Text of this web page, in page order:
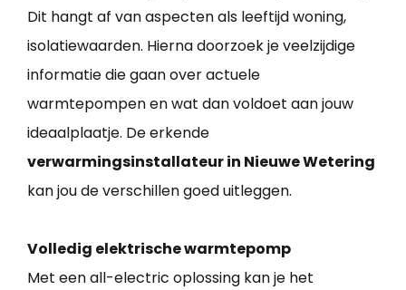
Dit hangt af van aspecten als leeftijd woning,
isolatiewaarden. Hierna doorzoek je veelzijdige
informatie die gaan over actuele
warmtepompen en wat dan voldoet aan jouw
ideaalplaatje. De erkende
verwarmingsinstallateur in Nieuwe Wetering
kan jou de verschillen goed uitleggen.
Volledig elektrische warmtepomp
Met een all-electric oplossing kan je het